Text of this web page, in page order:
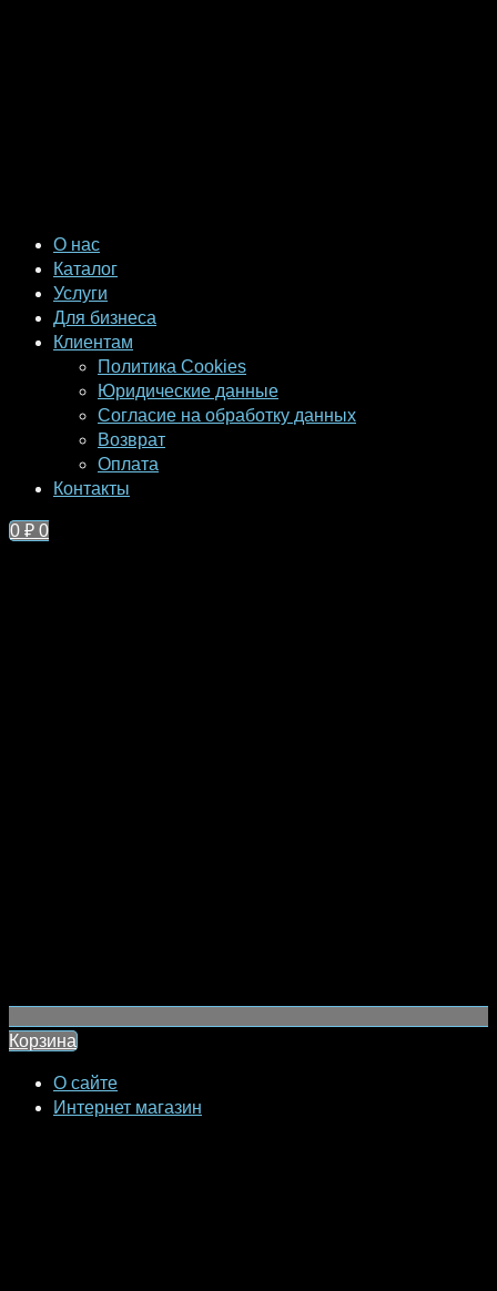
О нас
Каталог
Услуги
Для бизнеса
Клиентам
Политика Cookies
Юридические данные
Согласие на обработку данных
Возврат
Оплата
Контакты
0 ₽ 0
Корзина
О сайте
Интернет магазин